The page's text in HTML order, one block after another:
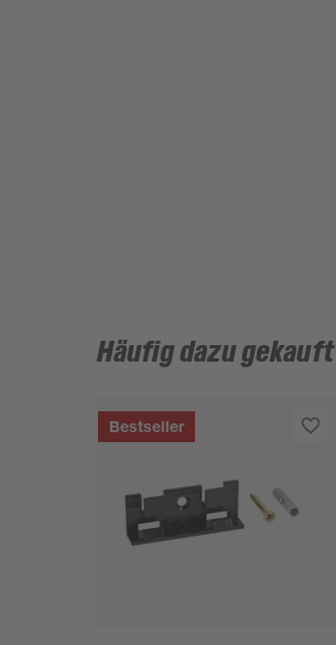
Häufig dazu gekauft
Bestseller